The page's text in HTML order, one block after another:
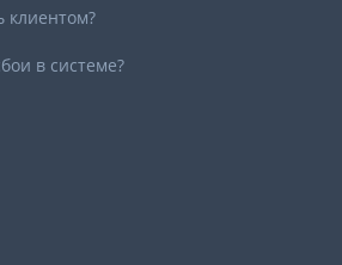
клиентом?
в системе?